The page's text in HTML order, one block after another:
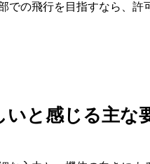
での飛行を目指すなら、
いと感じる主な